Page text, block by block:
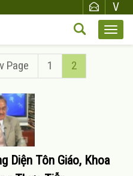
Page 1 2
Diện Tôn Giáo, Khoa